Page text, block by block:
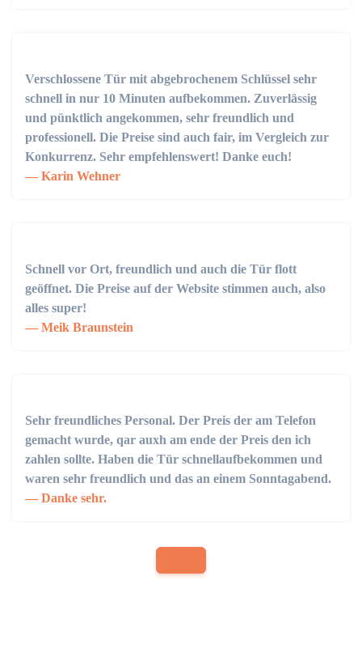
Verschlossene Tür mit abgebrochenem Schlüssel sehr
schnell in nur 10 Minuten aufbekommen. Zuverlässig
und pünktlich angekommen, sehr freundlich und
professionell. Die Preise sind auch fair, im Vergleich zur
Konkurrenz. Sehr empfehlenswert! Danke euch!
Karin Wehner
Schnell vor Ort, freundlich und auch die Tür flott
geöffnet. Die Preise auf der Website stimmen auch, also
alles super!
Meik Braunstein
Sehr freundliches Personal. Der Preis der am Telefon
gemacht wurde, qar auxh am ende der Preis den ich
zahlen sollte. Haben die Tür schnellaufbekommen und
waren sehr freundlich und das an einem Sonntagabend.
Danke sehr.